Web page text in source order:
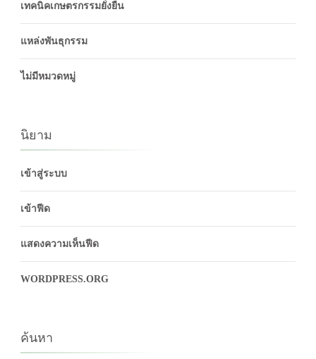
เทคนิคเกษตรกรรมยั่งยืน
แหล่งพันธุกรรม
ไม่มีหมวดหมู่
นิยาม
เข้าสู่ระบบ
เข้าฟีด
แสดงความเห็นฟีด
WORDPRESS.ORG
ค้นหา